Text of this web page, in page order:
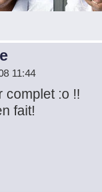
11:44
complet :o !!
fait!